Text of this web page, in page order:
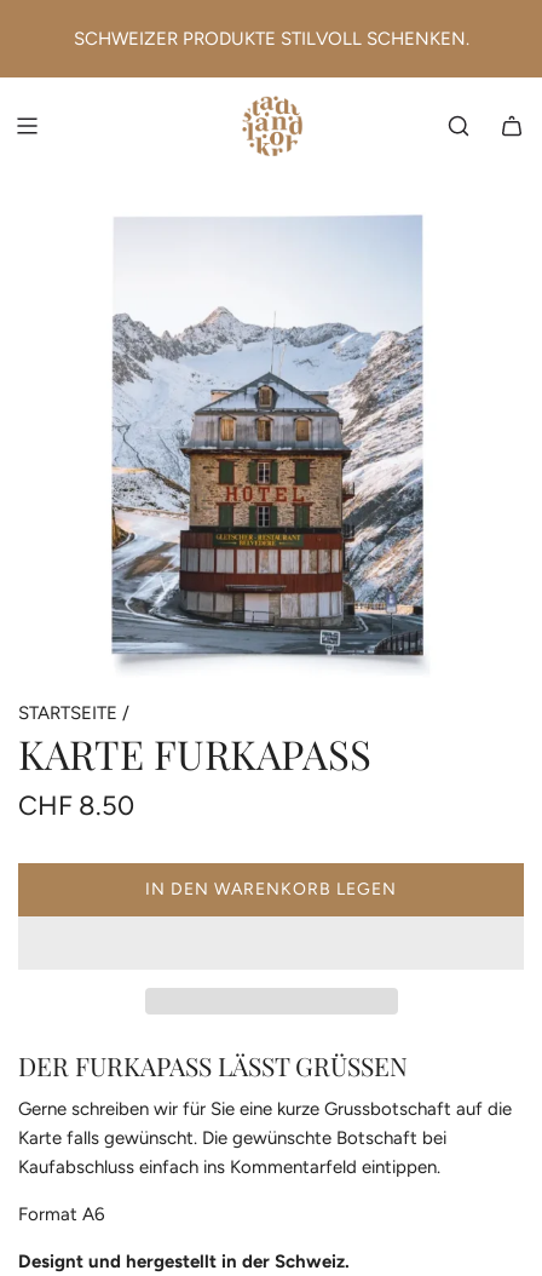
SCHWEIZER PRODUKTE STILVOLL SCHENKEN.
STARTSEITE /
KARTE FURKAPASS
Regulärer
CHF 8.50
IN DEN WARENKORB LEGEN
LADEN...
DER FURKAPASS LÄSST GRÜSSEN
Gerne schreiben wir für Sie eine kurze Grussbotschaft auf die
Karte falls gewünscht. Die gewünschte Botschaft bei
Kaufabschluss einfach ins Kommentarfeld eintippen.
Format A6
Designt und hergestellt in der Schweiz.